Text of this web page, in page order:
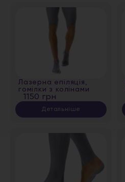
Лазерна епіляція,
гомілки з колінами
1150 грн
Детальніше